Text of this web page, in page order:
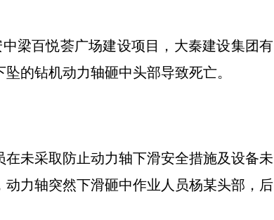
梁百悦荟广场建设项目，大秦建设集团有
的钻机动力轴砸中头部导致死亡。
未采取防止动力轴下滑安全措施及设备未
力轴突然下滑砸中作业人员杨某头部，后